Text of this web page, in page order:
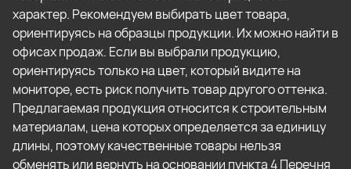
характер. Рекомендуем выбирать цвет товара,
ориентируясь на образцы продукции. Их можно найти в
офисах продаж. Если вы выбрали продукцию,
ориентируясь только на цвет, который видите на
мониторе, есть риск получить товар другого оттенка.
Предлагаемая продукция относится к строительным
материалам, цена которых определяется за единицу
длины, поэтому качественные товары нельзя
обменять или вернуть на основании пункта 4 Перечня